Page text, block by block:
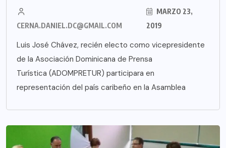
CERNA.DANIEL.DC@GMAIL.COM
MARZO 23,
2019
Luis José Chávez, recién electo como vicepresidente
de la Asociación Dominicana de Prensa
Turística (ADOMPRETUR) participara en
representación del país caribeño en la Asamblea